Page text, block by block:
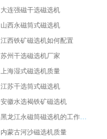
大连强磁干选磁选机
山西永磁筒式磁选机
江西铁矿磁选机如何配置
苏州干选磁选机厂家
上海湿式磁选机质量
江苏干选筒式磁选机
安徽水选褐铁矿磁选机
黑龙江永磁筒磁选机的工作原理
内蒙古河沙磁选机质量